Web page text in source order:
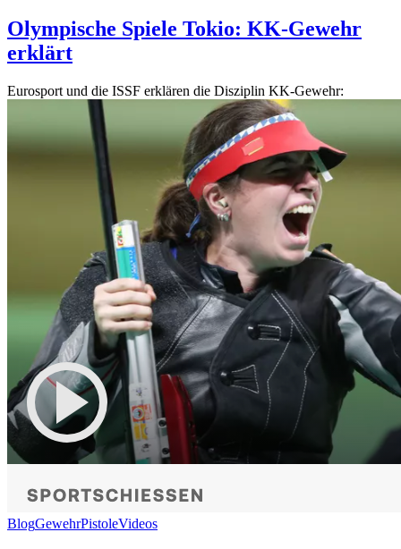
Olympische Spiele Tokio: KK-Gewehr
erklärt
Eurosport und die ISSF erklären die Disziplin KK-Gewehr:
BlogGewehrPistoleVideos